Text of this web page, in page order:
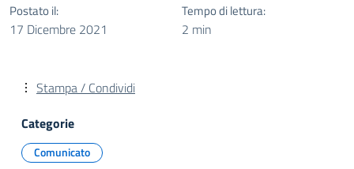
Postato il:
17 Dicembre 2021
Tempo di lettura:
2 min
Stampa / Condividi
Categorie
Comunicato